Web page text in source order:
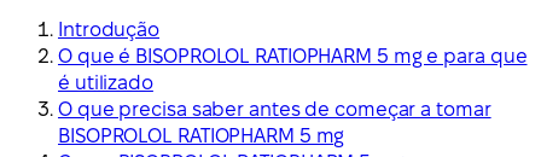
Introdução
O que é BISOPROLOL RATIOPHARM 5 mg e para que
é utilizado
O que precisa saber antes de começar a tomar
BISOPROLOL RATIOPHARM 5 mg